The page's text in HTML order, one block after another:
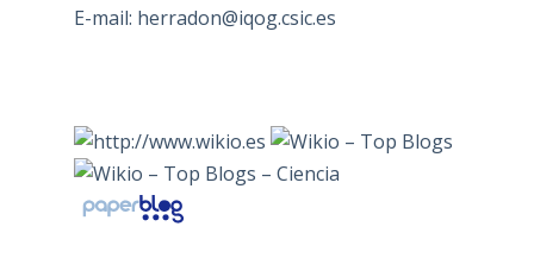
E-mail: herradon@iqog.csic.es